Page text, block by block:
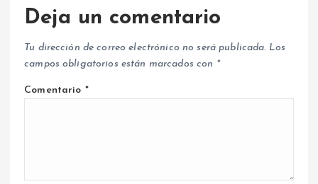
Deja un comentario
Tu dirección de correo electrónico no será publicada. Los
campos obligatorios están marcados con *
Comentario *